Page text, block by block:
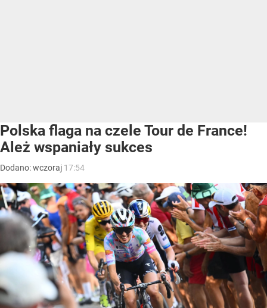
Polska flaga na czele Tour de France!
Ależ wspaniały sukces
Dodano:wczoraj 17:54